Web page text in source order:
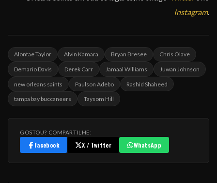
Instagram.
Alontae Taylor Alvin Kamara Bryan Bresee Chris Olave
Demario Davis Derek Carr Jamaal Williams Juwan Johnson
new orleans saints Paulson Adebo Rashid Shaheed
tampa bay buccaneers Taysom Hill
GOSTOU? COMPARTILHE:
Facebook X / Twitter WhatsApp